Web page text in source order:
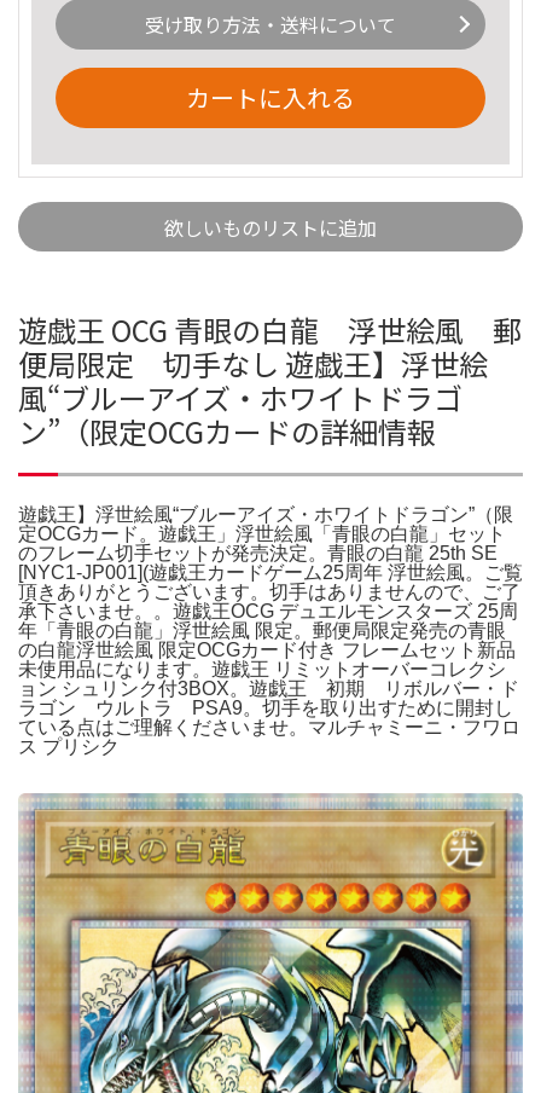
受け取り方法・送料について
カートに入れる
欲しいものリストに追加
遊戯王 OCG 青眼の白龍 浮世絵風 郵
便局限定 切手なし 遊戯王】浮世絵
風“ブルーアイズ・ホワイトドラゴ
ン”（限定OCGカードの詳細情報
遊戯王】浮世絵風“ブルーアイズ・ホワイトドラゴン”（限
定OCGカード。遊戯王」浮世絵風「青眼の白龍」セット
のフレーム切手セットが発売決定。青眼の白龍 25th SE
[NYC1-JP001](遊戯王カードゲーム25周年 浮世絵風。ご覧
頂きありがとうございます。切手はありませんので、ご了
承下さいませ。。遊戯王OCG デュエルモンスターズ 25周
年「青眼の白龍」浮世絵風 限定。郵便局限定発売の青眼
の白龍浮世絵風 限定OCGカード付き フレームセット新品
未使用品になります。遊戯王 リミットオーバーコレクシ
ョン シュリンク付3BOX。遊戯王 初期 リボルバー・ド
ラゴン ウルトラ PSA9。切手を取り出すために開封し
ている点はご理解くださいませ。マルチャミーニ・フワロ
ス プリシク